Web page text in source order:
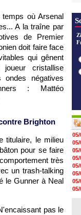
où Arsenal
A la traîne par
de Premier
doit faire face
qui gênent
cristallise
ondes négatives
: Mattéo
Brighton
titulaire, le milieu
pour se faire
très
un trash-talking
le Gunner à Neal
pas le
05/
05/
05/
05/
05/
05/
05/
05/